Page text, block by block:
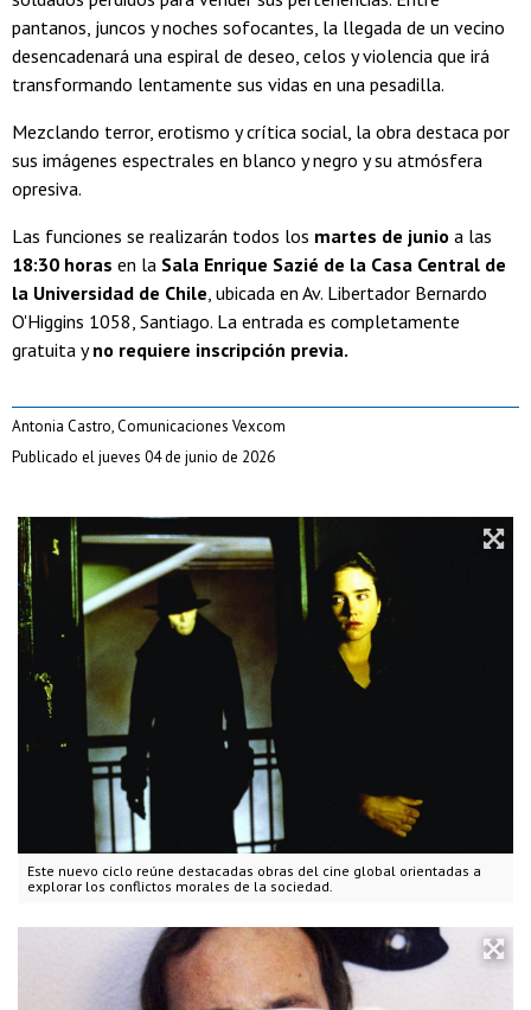
Este nuevo ciclo reúne destacadas obras del cine global orientadas a
explorar los conflictos morales de la sociedad.
pantanos, juncos y noches sofocantes, la llegada de un vecino
desencadenará una espiral de deseo, celos y violencia que irá
transformando lentamente sus vidas en una pesadilla.
Mezclando terror, erotismo y crítica social, la obra destaca por
sus imágenes espectrales en blanco y negro y su atmósfera
opresiva.
Las funciones se realizarán todos los martes de junio a las
18:30 horas en la Sala Enrique Sazié de la Casa Central de
la Universidad de Chile, ubicada en Av. Libertador Bernardo
O'Higgins 1058, Santiago. La entrada es completamente
gratuita yno requiere inscripción previa.
Antonia Castro, Comunicaciones Vexcom
Publicado el jueves 04 de junio de 2026